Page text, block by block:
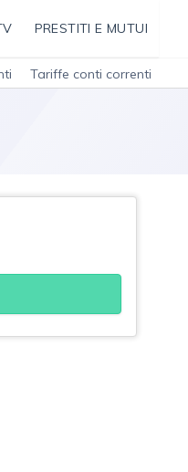
PRESTITI E MUTUI
Tariffe conti correnti